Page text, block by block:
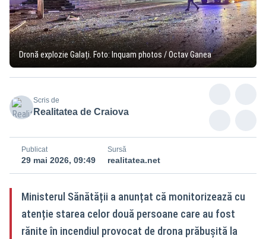
Dronă explozie Galați. Foto: Inquam photos / Octav Ganea
Scris de
Realitatea de Craiova
Publicat
29 mai 2026, 09:49
Sursă
realitatea.net
Ministerul Sănătății a anunțat că monitorizează cu
atenție starea celor două persoane care au fost
rănite în incendiul provocat de drona prăbușită la